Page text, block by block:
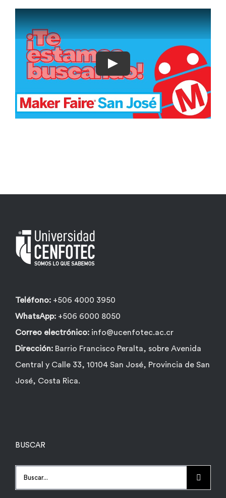
Teléfono: +506 4000 3950
WhatsApp: +506 6000 8050
Correo electrónico: info@ucenfotec.ac.cr
Dirección: Barrio Francisco Peralta, sobre Avenida
Central y Calle 33, 10104 San José, Provincia de San
José, Costa Rica.
BUSCAR
Buscar: